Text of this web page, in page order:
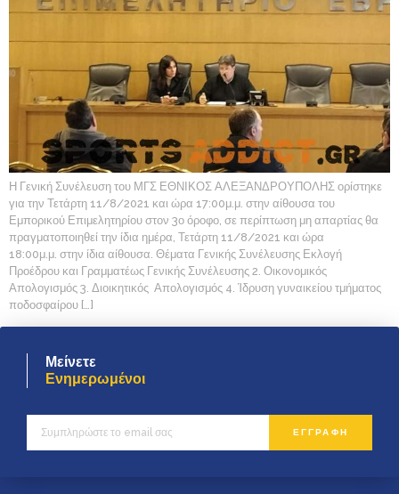
Η Γενική Συνέλευση του ΜΓΣ ΕΘΝΙΚΟΣ ΑΛΕΞΑΝΔΡΟΥΠΟΛΗΣ ορίστηκε
για την Τετάρτη 11/8/2021 και ώρα 17:00μ.μ. στην αίθουσα του
Εμπορικού Επιμελητηρίου στον 3ο όροφο, σε περίπτωση μη απαρτίας θα
πραγματοποιηθεί την ίδια ημέρα, Τετάρτη 11/8/2021 και ώρα
18:00μ.μ. στην ίδια αίθουσα. Θέματα Γενικής Συνέλευσης Εκλογή
Προέδρου και Γραμματέως Γενικής Συνέλευσης 2. Οικονομικός
Απολογισμός 3. Διοικητικός Απολογισμός 4. Ίδρυση γυναικείου τμήματος
ποδοσφαίρου […]
Μείνετε
Ενημερωμένοι
ΕΓΓΡΑΦΗ